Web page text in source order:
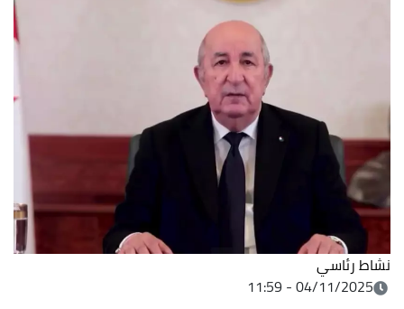
نشاط رئاسي
04/11/2025 - 11:59